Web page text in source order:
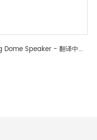
Speaker - 翻译中...